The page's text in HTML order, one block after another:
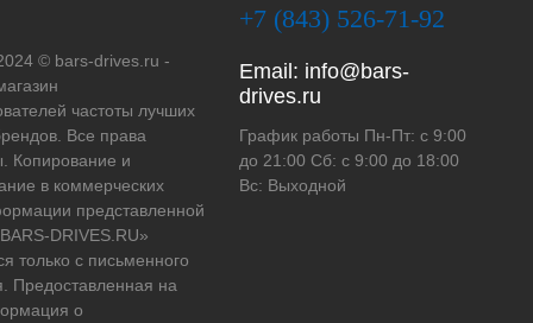
© bars-drives.ru -
частоты лучших
Все права
Копирование и
в коммерческих
представленной
DRIVES.RU»
только с письменного
Предоставленная на
о
+7 (843) 526-71-92
Email: info@bars-
drives.ru
График работы Пн-Пт: с 9:00
до 21:00 Сб: с 9:00 до 18:00
Вс: Выходной